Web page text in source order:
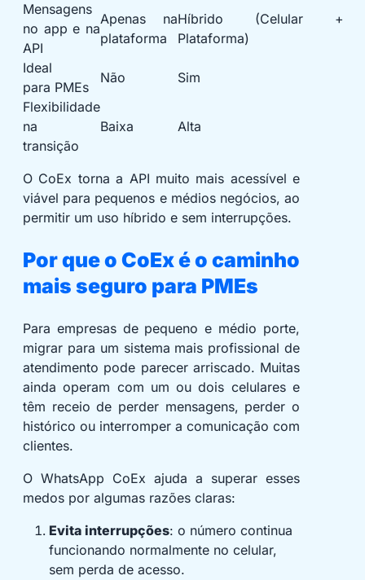
Mensagens
no app e na
API
Apenas na
plataforma
Híbrido (Celular +
Plataforma)
Ideal
para PMEs
Não
Sim
Flexibilidade
na
transição
Baixa Alta
O CoEx torna a API muito mais acessível e
viável para pequenos e médios negócios, ao
permitir um uso híbrido e sem interrupções.
Por que o CoEx é o caminho
mais seguro para PMEs
Para empresas de pequeno e médio porte,
migrar para um sistema mais profissional de
atendimento pode parecer arriscado. Muitas
ainda operam com um ou dois celulares e
têm receio de perder mensagens, perder o
histórico ou interromper a comunicação com
clientes.
O WhatsApp CoEx ajuda a superar esses
medos por algumas razões claras:
Evita interrupções: o número continua
funcionando normalmente no celular,
sem perda de acesso.